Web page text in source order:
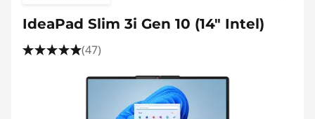
IdeaPad Slim 3i Gen 10 (14" Intel)
(47)